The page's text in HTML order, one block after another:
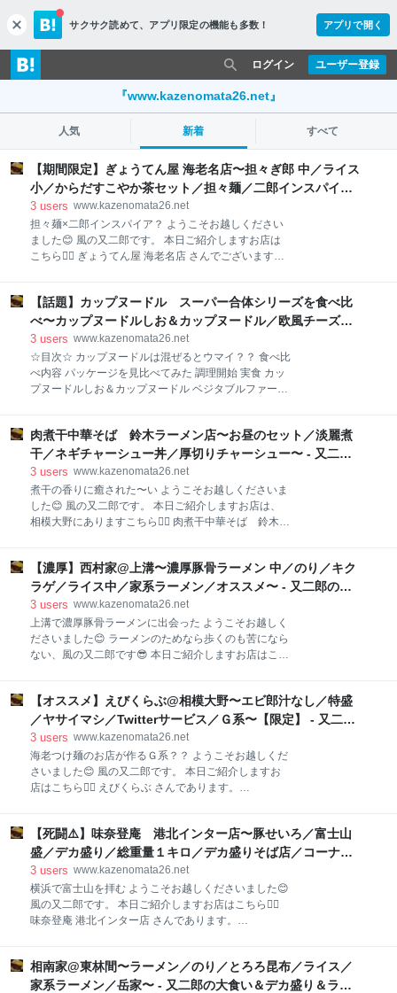
c
l
o
s
サクサク読めて、 アプリ限定の機能も多数！ アプリで開く
ユーザー登録
ログイン
『www.kazenomata26.net』
人気 新着 すべて
【期間限定】ぎょうてん屋 海老名店〜担々ぎ郎 中／ライス
小／からだすこやか茶セット／担々麺／二郎インスパイ
ア〜 - 又二郎の大食い＆デカ盛り＆ラーメン日記
3 users www.kazenomata26.net
担々麺×二郎インスパイア？ ようこそお越しください
ました😊 風の又二郎です。 本日ご紹介しますお店は
こちら💁‍♂️ ぎょうてん屋 海老名店 さんでございます。
したところ、なんと超〜気になる貼り紙を発見してし
まった次第でございます。 それが… 担々ぎ郎 だそう
でございまして、５月の限定ラーメンなんだとか。 そ
んな感じで予定外でしたが入店することに🤣 後からお
客さんが続いてしまったため、券売機画像は撮影でき
ませんでした🙇‍♂️ 一番上の大きめボタンゾーンにお目当
¥1170です。 ちなみにライス小は後から追加で購入し
ました🤣 いや、先客様が同じものを召し上がって
【話題】カップヌードル スーパー合体シリーズを食べ比
べ〜カップヌードルしお＆カップヌードル／欧風チーズカ
レー＆チリトマト／旨辛豚骨＆みそ／日清食品／カップヌ
ードル５０周年〜【食べてみた】 - 又二郎の大食い＆デカ
盛り＆ラーメン日記
3 users www.kazenomata26.net
☆目次☆ カップヌードルは混ぜるとウマイ？？ 食べ比
べ内容 パッケージを見比べてみた 調理開始 実食 カッ
プヌードルしお＆カップヌードル ベジタブルファース
プ⤴️ スープ 具材など まとめ カップヌードルは混ぜると
ウマイ？？ ようこそお越しくださいました😊 風の又
二郎です。 本日ご紹介しますのは、いま話題のこちら
💁‍♂️ カップヌードル スーパー合体シリーズ でございま
す。 www.kazenomata26.net フォロワーさんから発売
の情報をいただきましてね…ちょいと興味が湧いてき
クレイジーな記事でございます🤣 食べ比べ内容 今回チ
ャレンジするのはこちらの３種類⬇️
肉煮干中華そば 鈴木ラーメン店〜お昼のセット／淡麗煮
干／ネギチャーシュー丼／厚切りチャーシュー〜 - 又二郎
の大食い＆デカ盛り＆ラーメン日記
3 users www.kazenomata26.net
煮干の香りに癒された〜い ようこそお越しくださいま
した😊 風の又二郎です。 本日ご紹介しますお店は、
相模大野にありますこちら💁‍♂️ 肉煮干中華そば 鈴木ラ
のある方に進みまして、下を通る道路に降りましたら
駅を背にして歩くとすぐ見つかります。
www.kazenomata26.net まあ色々ありましてね、この
日は煮干に癒されたい気分🥺 普段は豚骨とかそういう
のばっかりですが、たまにはこういう日もある豚野郎
はワタクシですありがとうございます🐷 煮干が食べた
から判断しますとここ一択でございます😊 平日13:00
ごろの到着で店頭に待ち３名。 さすが鈴木ラーメン店
さん、不動の人気を誇っておりま
【濃厚】西村家@上溝〜濃厚豚骨ラーメン 中／のり／キク
ラゲ／ライス中／家系ラーメン／オススメ〜 - 又二郎の大
食い＆デカ盛り＆ラーメン日記
3 users www.kazenomata26.net
上溝で濃厚豚骨ラーメンに出会った ようこそお越しく
ださいました😊 ラーメンのためなら歩くのも苦になら
ない、風の又二郎です😎 本日ご紹介しますお店はこち
ら歩いてすぐのところ。 駅前という立地のためか駐車
場はありません。 そのかわり近隣にはコインパーキン
グが点在しておりますので、その点に関しては不便は
ないかと思います😊 お店の前の道路はバス通りですか
ら絶対に路駐はやめましょうね🙅‍♂️ そんな感じで入店。
平日11:30ごろの到着で先客なし、それどころか本日
骨ラーメン 中＋のり＋キクラゲ＋ライス中 全部で
¥1200です。 カウンターのみの店内。 角っこの席に陣
取り、食券を渡しま
【オススメ】えびくらぶ@相模大野〜エビ郎汁なし／特盛
／ヤサイマシ／Twitterサービス／Ｇ系〜【限定】 - 又二郎
の大食い＆デカ盛り＆ラーメン日記
3 users www.kazenomata26.net
海老つけ麺のお店が作るＧ系？？ ようこそお越しくだ
さいました😊 風の又二郎です。 本日ご紹介しますお
店はこちら💁‍♂️ えびくらぶ さんであります。
リアにあります💦 小田急江ノ島線から見えますので、
おそらくそれで知ってるよ〜と言う方も多いはず😊 本
日あえてえびくらぶさんに再訪させていただいたのに
は訳があります。 それは… おはようございます!本日
は通常通り１１時オープンです！よろしくお願いしま
す！ 本日Twitter見ていただいた方限定で大盛、たまね
(@ebiclub_so) 2021年6月9日 エビ郎汁なし こちらを
食べるため😎 それ系
【死闘⚠️】味奈登庵 港北インター店〜豚せいろ／富士山
盛／デカ盛り／総重量１キロ／デカ盛りそば店／コーナン
港北インター店〜 - 又二郎の大食い＆デカ盛り＆ラーメン
日記
3 users www.kazenomata26.net
横浜で富士山を拝む ようこそお越しくださいました😊
風の又二郎です。 本日ご紹介しますお店はこちら💁‍♂️
味奈登庵 港北インター店 さんであります。
盛りに興味のある神奈川県民の方なら一発で閃くであ
ろうワード、それは… 富士山盛 ではないでしょう
相南家@東林間〜ラーメン／のり／とろろ昆布／ライス／
家系ラーメン／岳家〜 - 又二郎の大食い＆デカ盛り＆ラー